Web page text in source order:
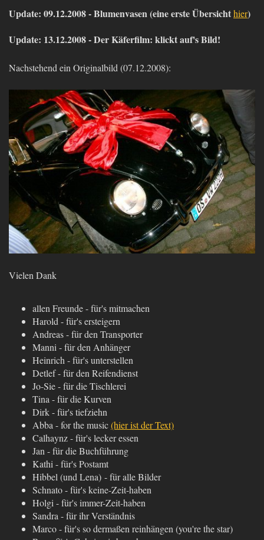
Update: 09.12.2008 - Blumenvasen (eine erste Übersichthier)
Update: 13.12.2008 - Der Käferfilm: klickt auf's Bild!
Nachstehend ein Originalbild (07.12.2008):
Vielen Dank
allen Freunde - für's mitmachen
Harold - für's ersteigern
Andreas - für den Transporter
Manni - für den Anhänger
Heinrich - für's unterstellen
Detlef - für den Reifendienst
Jo-Sie - für die Tischlerei
Tina - für die Kurven
Dirk - für's tiefziehn
Abba - for the music(hier ist der Text)
Calhaynz - für's lecker essen
Jan - für die Buchführung
Kathi - für's Postamt
Hibbel (und Lena) - für alle Bilder
Schnato - für's keine-Zeit-haben
Holgi - für's immer-Zeit-haben
Sandra - für ihr Verständnis
Marco - für's so dermaßen reinhängen (you're the star)